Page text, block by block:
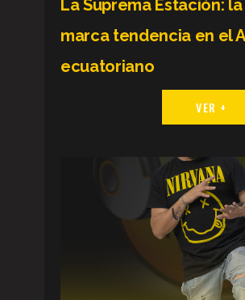
La Suprema Estación:
marca tendencia en el
ecuatoriano
VER +